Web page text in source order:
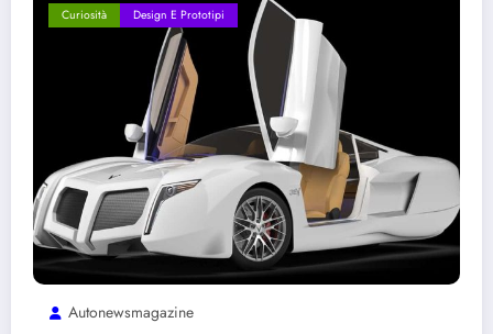
Curiosità Design E Prototipi
Autonewsmagazine